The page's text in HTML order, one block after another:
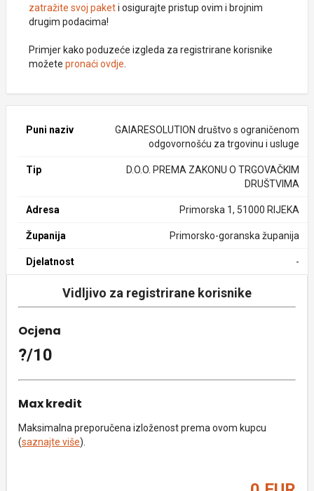
zatražite svoj paketi osigurajte pristup ovim i brojnim
drugim podacima!
Primjer kako poduzeće izgleda za registrirane korisnike
možete pronaći ovdje
Puni naziv
GAIARESOLUTION društvo s ograničenom
odgovornošću za trgovinu i usluge
Tip
D.O.O. PREMA ZAKONU O TRGOVAČKIM
DRUŠTVIMA
Adresa Primorska 1, 51000 RIJEKA
Županija Primorsko-goranska županija
Djelatnost -
Vidljivo za registrirane korisnike
Ocjena
?/10
Max kredit
Maksimalna preporučena izloženost prema ovom kupcu
(saznajte više).